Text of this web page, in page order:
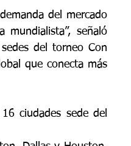
del mercado
señaló
del torneo Con
que conecta más
ciudades sede del